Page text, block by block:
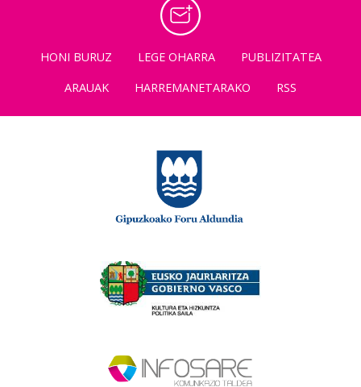
HONI BURUZ LEGE OHARRA
PUBLIZITATEA
ARAUAK
HARREMANETARAKO RSS